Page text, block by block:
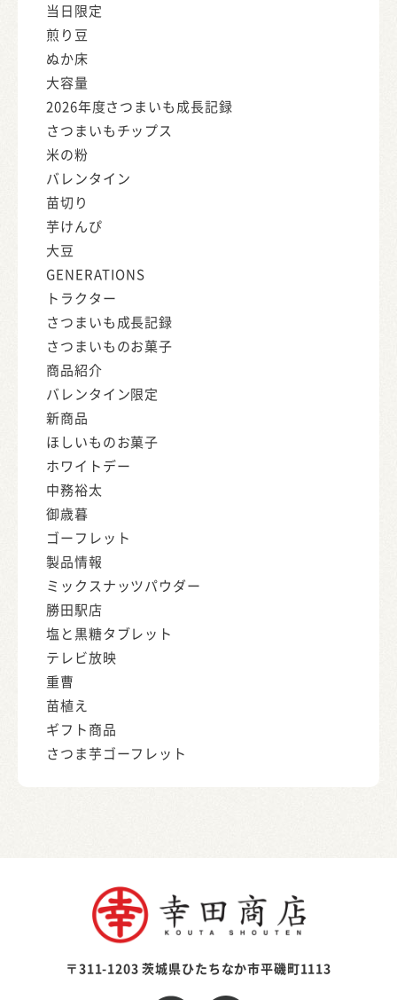
当日限定
煎り豆
ぬか床
大容量
2026年度さつまいも成長記録
さつまいもチップス
米の粉
バレンタイン
苗切り
芋けんぴ
大豆
GENERATIONS
トラクター
さつまいも成長記録
さつまいものお菓子
商品紹介
バレンタイン限定
新商品
ほしいものお菓子
ホワイトデー
中務裕太
御歳暮
ゴーフレット
製品情報
ミックスナッツパウダー
勝田駅店
塩と黒糖タブレット
テレビ放映
重曹
苗植え
ギフト商品
さつま芋ゴーフレット
〒311-1203 茨城県ひたちなか市平磯町1113